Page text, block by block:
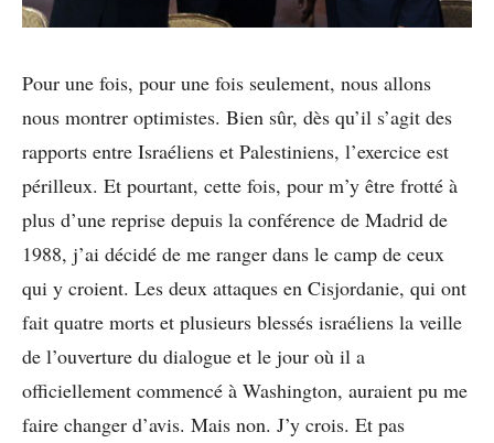
Pour une fois, pour une fois seulement, nous allons
nous montrer optimistes. Bien sûr, dès qu’il s’agit des
rapports entre Israéliens et Palestiniens, l’exercice est
périlleux. Et pourtant, cette fois, pour m’y être frotté à
plus d’une reprise depuis la conférence de Madrid de
1988, j’ai décidé de me ranger dans le camp de ceux
qui y croient. Les deux attaques en Cisjordanie, qui ont
fait quatre morts et plusieurs blessés israéliens la veille
de l’ouverture du dialogue et le jour où il a
officiellement commencé à Washington, auraient pu me
faire changer d’avis. Mais non. J’y crois. Et pas